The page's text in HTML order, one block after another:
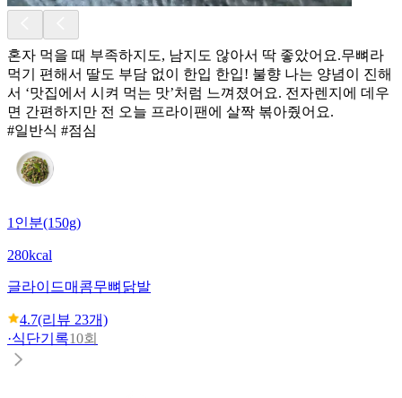
혼자 먹을 때 부족하지도, 남지도 않아서 딱 좋았어요.무뼈라
먹기 편해서 딸도 부담 없이 한입 한입! 불향 나는 양념이 진해
서 ‘맛집에서 시켜 먹는 맛’처럼 느껴졌어요. 전자렌지에 데우
면 간편하지만 전 오늘 프라이팬에 살짝 볶아줬어요.
#일반식 #점심
1인분(150g)
280kcal
글라이드매콤무뼈닭발
4.7(리뷰 23개)
·식단기록10회